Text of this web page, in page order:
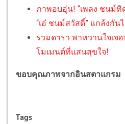
ภาพอบอุ่น! “เพลง ชนม์
“เอ๋ ชนม์สวัสดิ์” แกล้งกัน
รวมดารา พาหวานใจเ
โมเมนต์ที่แสนสุขใจ!
ขอบคุณภาพจากอินสตาแกรม
Tags